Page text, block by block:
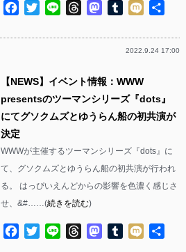
Facebook
TwitterLine ThreadsMastodon
Tumblr
Mixi
2022.9.24 17:00
【NEWS】イベント情報：WWW
presentsのツーマンシリーズ『dots』
にてグソクムズとゆうらん船の初共演が
決定
WWWが主催するツーマンシリーズ『dots』に
て、グソクムズとゆうらん船の初共演が行われ
る。 はっぴいえんどからの影響を色濃く感じさ
せ、&#……(続きを読む)
Facebook
TwitterLine ThreadsMastodon
Tumblr
Mixi